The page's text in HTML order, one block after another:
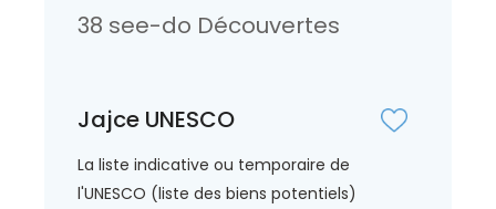
38 see-do Découvertes
Jajce UNESCO
La liste indicative ou temporaire de
l'UNESCO (liste des biens potentiels)